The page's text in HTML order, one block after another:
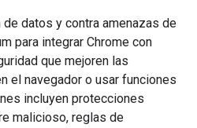
datos y contra amenazas de
para integrar Chrome con
que mejoren las
el navegador o usar funciones
incluyen protecciones
malicioso, reglas de